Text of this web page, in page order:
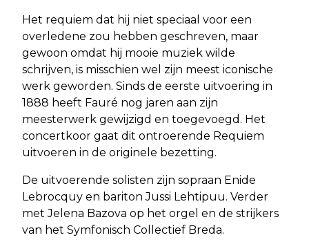
Het requiem dat hij niet speciaal voor een
overledene zou hebben geschreven, maar
gewoon omdat hij mooie muziek wilde
schrijven, is misschien wel zijn meest iconische
werk geworden. Sinds de eerste uitvoering in
1888 heeft Fauré nog jaren aan zijn
meesterwerk gewijzigd en toegevoegd. Het
concertkoor gaat dit ontroerende Requiem
uitvoeren in de originele bezetting.
De uitvoerende solisten zijn sopraan Enide
Lebrocquy en bariton Jussi Lehtipuu. Verder
met Jelena Bazova op het orgel en de strijkers
van het Symfonisch Collectief Breda.